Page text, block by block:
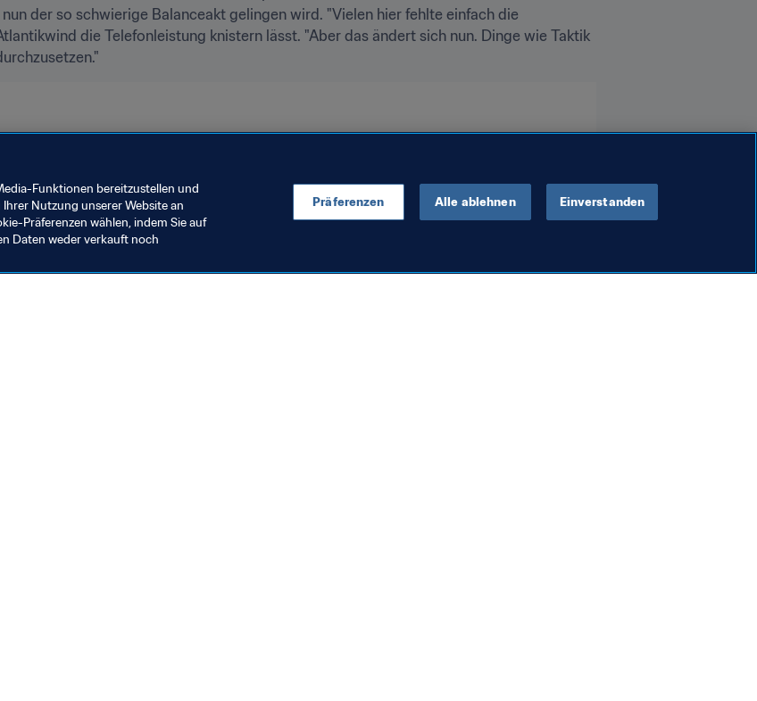
der so schwierige Balanceakt gelingen wird. "Vielen hier fehlte einfach die
die Telefonleistung knistern lässt. "Aber das ändert sich nun. Dinge wie Taktik
Funktionen bereitzustellen und
Nutzung unserer Website an
Präferenzen wählen, indem Sie auf
Daten weder verkauft noch
Präferenzen Alle ablehnen Einverstanden